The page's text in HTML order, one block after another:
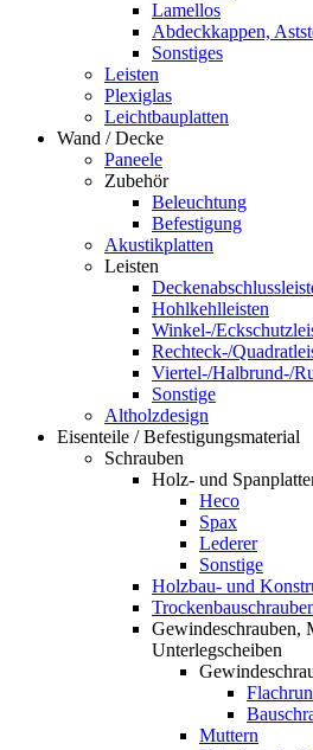
Lamellos
Abdeckkappen,
Sonstiges
Leisten
Plexiglas
Leichtbauplatten
Wand / Decke
Paneele
Zubehör
Beleuchtung
Befestigung
Akustikplatten
Leisten
Hohlkehlleisten
Winkel-/
Rechteck-/
Viertel-/Halbrund-/
Sonstige
Altholzdesign
Eisenteile / Befestigungsmaterial
Schrauben
Holz- und
Heco
Spax
Lederer
Sonstige
Holzbau- und
Gewindeschrauben,
Unterlegscheiben
Muttern